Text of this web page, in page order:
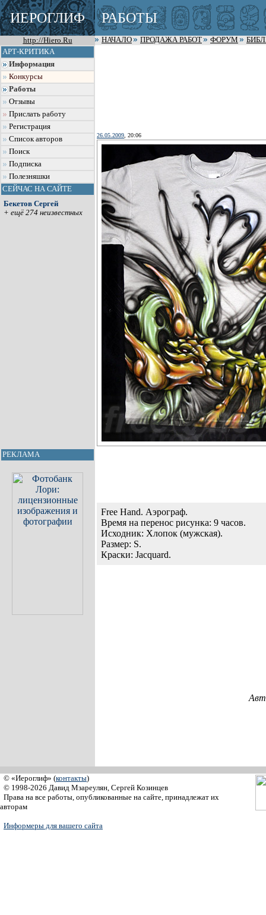
ИЕРОГЛИФ РАБОТЫ
http://Hiero.Ru НАЧАЛО ПРОДАЖА РАБОТ ФОРУМ
АРТ-КРИТИКА
Информация
Конкурсы
Работы
Отзывы
Прислать работу
Регистрация
Список авторов
Поиск
Подписка
Полезняшки
СЕЙЧАС НА САЙТЕ
Бекетов Сергей
+ ещё 274 неизвестных
РЕКЛАМА
26.05.2009 , 20:06
Free Hand. Аэрограф.
Время на перенос рисунка: 9 часов.
Исходник: Хлопок (мужская).
Размер: S.
Краски: Jacquard.
© «Иероглиф» (контакты)
© 1998-2026 Давид Мзареулян, Сергей Козинцев
Права на все работы, опубликованные на сайте, принадлежат их
авторам
Информеры для вашего сайта